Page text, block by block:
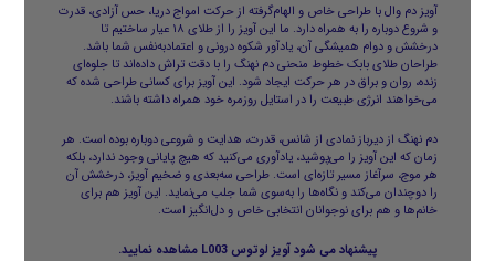
آویز دم وال با طراحی خاص و الهام‌گرفته از حرکت امواج دریا، حس آزادی، قدرت
و شروع دوباره را به همراه دارد. ما این آویز را از طلای ۱۸ عیار ساختیم تا
درخشش و دوام همیشگی آن، یادآور شکوه درونی و اعتمادبه‌نفس شما باشد.
طراحان طلای بابک خطوط منحنی دم نهنگ را با دقت تراش داده‌اند تا جلوه‌ای
زنده، روان و براق در هر حرکت ایجاد شود. این آویز برای کسانی طراحی شده که
می‌خواهند انرژی طبیعت را در استایل روزمره خود همراه داشته باشند.
دم نهنگ از دیرباز نمادی از شانس، قدرت، هدایت و شروعی دوباره بوده است. هر
زمان که این آویز را می‌پوشید، یادآوری می‌کنید که هیچ پایانی وجود ندارد، بلکه
هر موج، سرآغاز مسیر تازه‌ای است. طراحی سه‌بعدی و ضخیم آویز، درخشش آن
را دوچندان می‌کند و نگاه‌ها را به‌سوی شما جلب می‌نماید. این آویز هم برای
خانم‌ها و هم برای نوجوانان انتخابی خاص و دل‌انگیز است.
پیشنهاد می شودآویز لوتوس L003 مشاهده نمایید.